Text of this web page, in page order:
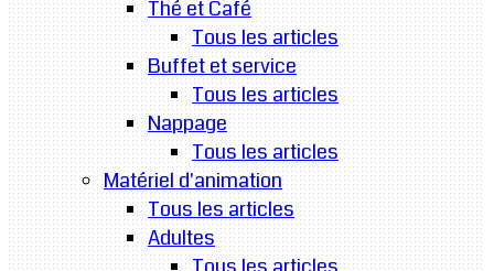
Thé et Café
Tous les articles
Buffet et service
Tous les articles
Nappage
Tous les articles
Matériel d'animation
Tous les articles
Adultes